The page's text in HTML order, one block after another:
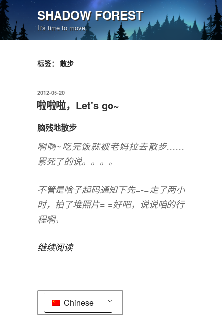
跳
至
内
容
SHADOW FOREST
It's time to move.
标签： 散步
发
布
于
2012-05-20
啦啦啦，Let's go~
脑残地散步
啊啊~吃完饭就被老妈拉去散步……
累死了的说。。。。
不管是啥子起码通知下先=-=走了两小
时，拍了堆照片= =好吧，说说咱的行
程啊。
继续阅读“啦
Let's
go~”
Chinese